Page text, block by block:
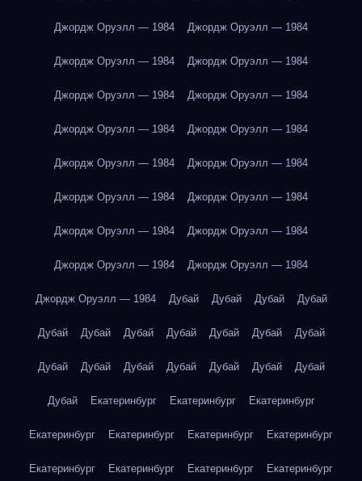
Джордж Оруэлл — 1984 Джордж Оруэлл — 1984
Джордж Оруэлл — 1984 Джордж Оруэлл — 1984
Джордж Оруэлл — 1984 Джордж Оруэлл — 1984
Джордж Оруэлл — 1984 Джордж Оруэлл — 1984
Джордж Оруэлл — 1984 Джордж Оруэлл — 1984
Джордж Оруэлл — 1984 Джордж Оруэлл — 1984
Джордж Оруэлл — 1984 Джордж Оруэлл — 1984
Джордж Оруэлл — 1984 Джордж Оруэлл — 1984
Джордж Оруэлл — 1984 Дубай Дубай Дубай Дубай
Дубай Дубай Дубай Дубай Дубай Дубай Дубай
Дубай Дубай Дубай Дубай Дубай Дубай Дубай
Дубай Екатеринбург Екатеринбург Екатеринбург
Екатеринбург Екатеринбург Екатеринбург Екатеринбург
Екатеринбург Екатеринбург Екатеринбург Екатеринбург